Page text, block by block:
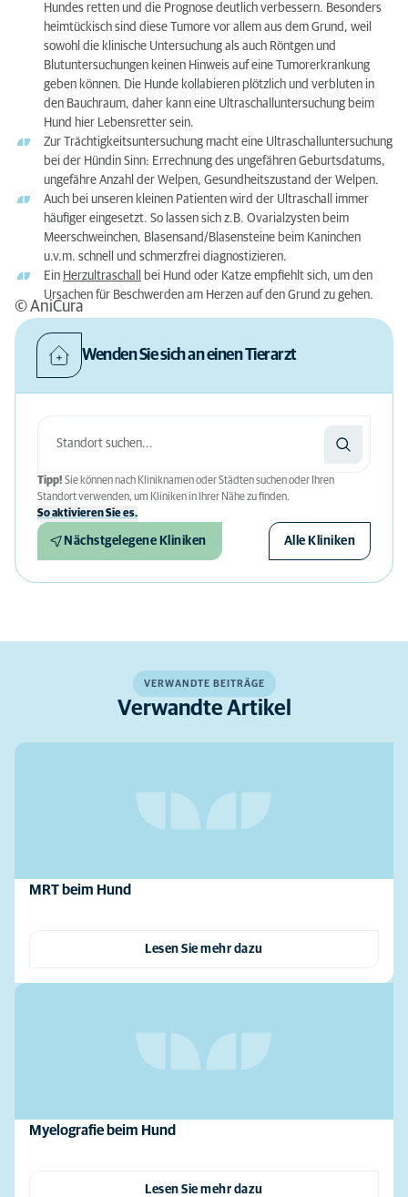
Hundes retten und die Prognose deutlich verbessern. Besonders
heimtückisch sind diese Tumore vor allem aus dem Grund, weil
sowohl die klinische Untersuchung als auch Röntgen und
Blutuntersuchungen keinen Hinweis auf eine Tumorerkrankung
geben können. Die Hunde kollabieren plötzlich und verbluten in
den Bauchraum, daher kann eine Ultraschalluntersuchung beim
Hund hier Lebensretter sein.
Zur Trächtigkeitsuntersuchung macht eine Ultraschalluntersuchung
bei der Hündin Sinn: Errechnung des ungefähren Geburtsdatums,
ungefähre Anzahl der Welpen, Gesundheitszustand der Welpen.
Auch bei unseren kleinen Patienten wird der Ultraschall immer
häufiger eingesetzt. So lassen sich z.B. Ovarialzysten beim
Meerschweinchen, Blasensand/Blasensteine beim Kaninchen
u.v.m. schnell und schmerzfrei diagnostizieren.
Ein Herzultraschall
bei Hund oder Katze empfiehlt sich, um den
Ursachen für Beschwerden am Herzen auf den Grund zu gehen.
© AniCura
Wenden Sie sich an einen Tierarzt
Tipp! Sie können nach Kliniknamen oder Städten suchen oder Ihren
Standort verwenden, um Kliniken in Ihrer Nähe zu finden.
So aktivieren Sie es.
Nächstgelegene Kliniken Alle Kliniken
VERWANDTE BEITRÄGE
Verwandte Artikel
MRT beim Hund
Lesen Sie mehr dazu
Myelografie beim Hund
Lesen Sie mehr dazu